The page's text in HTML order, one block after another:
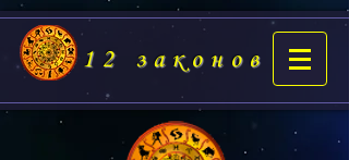
12 законов